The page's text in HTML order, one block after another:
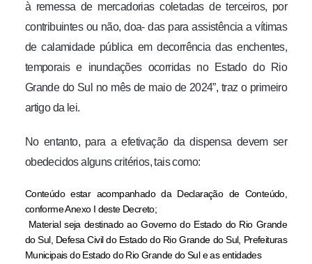
à remessa de mercadorias coletadas de terceiros, por
contribuintes ou não, doa- das para assistência a vítimas
de calamidade pública em decorrência das enchentes,
temporais e inundações ocorridas no Estado do Rio
Grande do Sul no mês de maio de 2024”, traz o primeiro
artigo da lei.
No entanto, para a efetivação da dispensa devem ser
obedecidos alguns critérios, tais como:
Conteúdo estar acompanhado da Declaração de Conteúdo,
conforme Anexo I deste Decreto;
Material seja destinado ao Governo do Estado do Rio Grande
do Sul, Defesa Civil do Estado do Rio Grande do Sul, Prefeituras
Municipais do Estado do Rio Grande do Sul e as entidades